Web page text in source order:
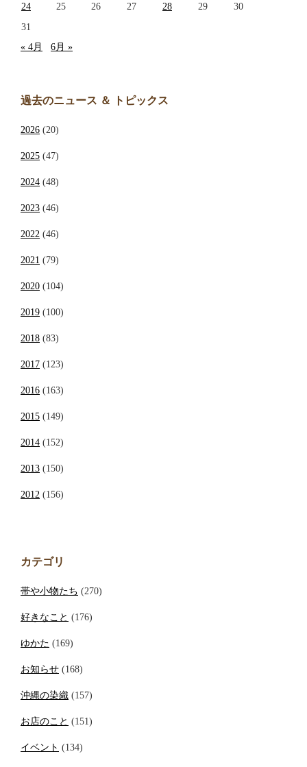
24
25 26 27 28 29
30
31
« 4月
6月 »
過去のニュース ＆ トピックス
2026 (20)
2025 (47)
2024 (48)
2023 (46)
2022 (46)
2021 (79)
2020 (104)
2019 (100)
2018 (83)
2017 (123)
2016 (163)
2015 (149)
2014 (152)
2013 (150)
2012 (156)
カテゴリ
帯や小物たち (270)
好きなこと (176)
ゆかた (169)
お知らせ (168)
沖縄の染織 (157)
お店のこと (151)
イベント (134)